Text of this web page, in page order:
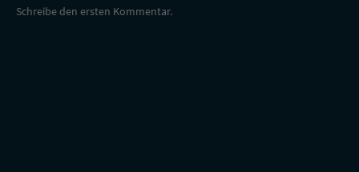
Schreibe den ersten Kommentar.